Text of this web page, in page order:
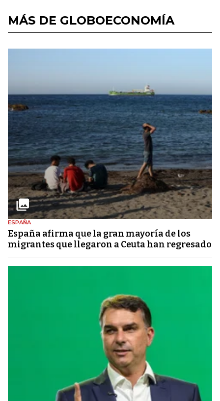
MÁS DE GLOBOECONOMÍA
ESPAÑA
España afirma que la gran mayoría de los
migrantes que llegaron a Ceuta han regresado